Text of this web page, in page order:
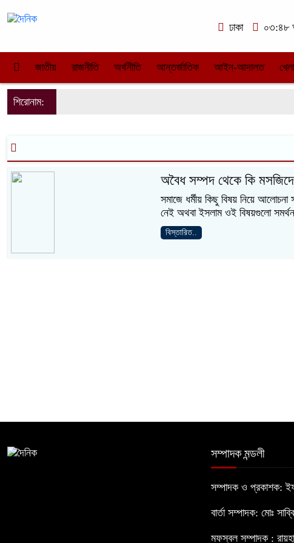
ঢাকা ০৩:৪৮
জাতীয় রাজনীতি অর্থনীতি আন্তর্জাতিক আইন-আদালত
শিরোনাম:
অবৈধ সম্পদ থেকে কি মসজিদে
সমাজে ধর্মীয় কিছু বিষয় নিয়ে
নেই অথবা ইসলাম ওই বিষয়গুলো
বিস্তারিত..
সম্পাদক মন্ডলী
সম্পাদক ও প্রকাশক:
বার্তা সম্পাদক: মোঃ
মফস্বল সম্পাদক :